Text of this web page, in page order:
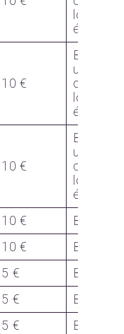
lors
10 €
Bon
une
lors
10 €
Bon
une
lors
10 €
Bon
10 €
Bon
5 €
Bon
5 €
Bon
5 €
Bon